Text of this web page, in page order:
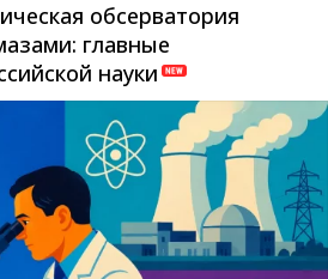
обсерватория
главные
науки